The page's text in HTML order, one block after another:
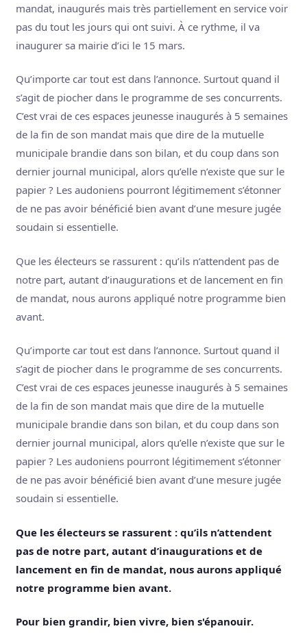
mandat, inaugurés mais très partiellement en service voir
pas du tout les jours qui ont suivi. À ce rythme, il va
inaugurer sa mairie d’ici le 15 mars.
Qu’importe car tout est dans l’annonce. Surtout quand il
s’agit de piocher dans le programme de ses concurrents.
C’est vrai de ces espaces jeunesse inaugurés à 5 semaines
de la fin de son mandat mais que dire de la mutuelle
municipale brandie dans son bilan, et du coup dans son
dernier journal municipal, alors qu’elle n’existe que sur le
papier ? Les audoniens pourront légitimement s’étonner
de ne pas avoir bénéficié bien avant d’une mesure jugée
soudain si essentielle.
Que les électeurs se rassurent : qu’ils n’attendent pas de
notre part, autant d’inaugurations et de lancement en fin
de mandat, nous aurons appliqué notre programme bien
avant.
Qu’importe car tout est dans l’annonce. Surtout quand il
s’agit de piocher dans le programme de ses concurrents.
C’est vrai de ces espaces jeunesse inaugurés à 5 semaines
de la fin de son mandat mais que dire de la mutuelle
municipale brandie dans son bilan, et du coup dans son
dernier journal municipal, alors qu’elle n’existe que sur le
papier ? Les audoniens pourront légitimement s’étonner
de ne pas avoir bénéficié bien avant d’une mesure jugée
soudain si essentielle.
Que les électeurs se rassurent : qu’ils n’attendent
pas de notre part, autant d’inaugurations et de
lancement en fin de mandat, nous aurons appliqué
notre programme bien avant.
Pour bien grandir, bien vivre, bien s'épanouir.